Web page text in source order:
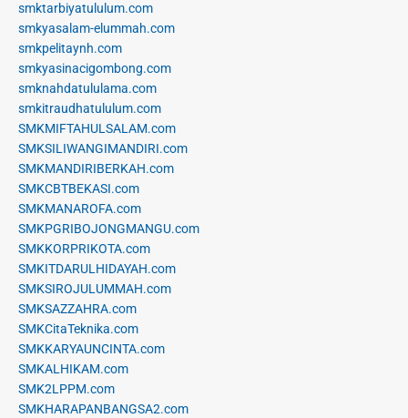
smktarbiyatululum.com
smkyasalam-elummah.com
smkpelitaynh.com
smkyasinacigombong.com
smknahdatululama.com
smkitraudhatululum.com
SMKMIFTAHULSALAM.com
SMKSILIWANGIMANDIRI.com
SMKMANDIRIBERKAH.com
SMKCBTBEKASI.com
SMKMANAROFA.com
SMKPGRIBOJONGMANGU.com
SMKKORPRIKOTA.com
SMKITDARULHIDAYAH.com
SMKSIROJULUMMAH.com
SMKSAZZAHRA.com
SMKCitaTeknika.com
SMKKARYAUNCINTA.com
SMKALHIKAM.com
SMK2LPPM.com
SMKHARAPANBANGSA2.com